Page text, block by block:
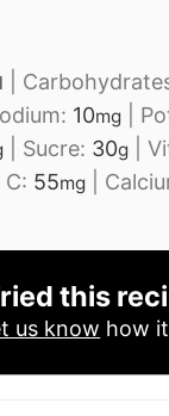
10mg
Sucre: 30g
55mg
this
us know how